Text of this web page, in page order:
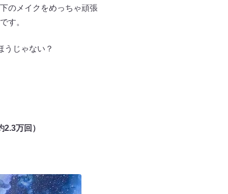
のメイクをめっちゃ頑張
す。
じゃない？
万回）